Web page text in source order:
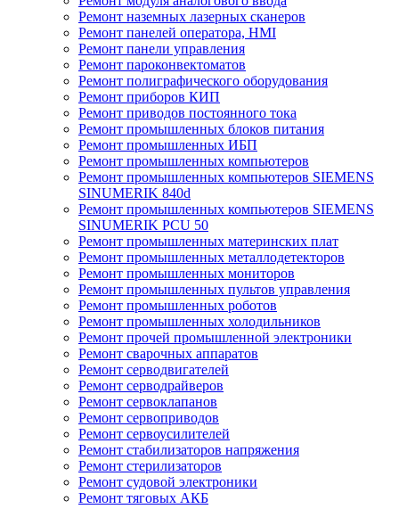
Ремонт наземных лазерных сканеров
Ремонт панелей оператора, HMI
Ремонт панели управления
Ремонт пароконвектоматов
Ремонт полиграфического оборудования
Ремонт приборов КИП
Ремонт приводов постоянного тока
Ремонт промышленных блоков питания
Ремонт промышленных ИБП
Ремонт промышленных компьютеров
Ремонт промышленных компьютеров SIEMENS
SINUMERIK 840d
Ремонт промышленных компьютеров SIEMENS
SINUMERIK PCU 50
Ремонт промышленных материнских плат
Ремонт промышленных металлодетекторов
Ремонт промышленных мониторов
Ремонт промышленных пультов управления
Ремонт промышленных роботов
Ремонт промышленных холодильников
Ремонт прочей промышленной электроники
Ремонт сварочных аппаратов
Ремонт серводвигателей
Ремонт серводрайверов
Ремонт сервоклапанов
Ремонт сервоприводов
Ремонт сервоусилителей
Ремонт стабилизаторов напряжения
Ремонт стерилизаторов
Ремонт судовой электроники
Ремонт тяговых АКБ